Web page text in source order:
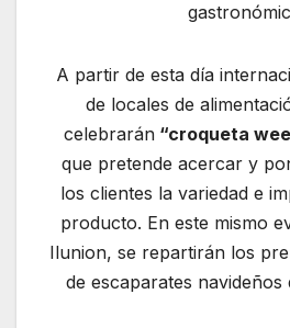
A partir de esta día
de locales de
celebrarán “croqueta
que pretende acercar y
los clientes la variedad e
producto. En este mismo
Ilunion, se repartirán los
de escaparates navideños